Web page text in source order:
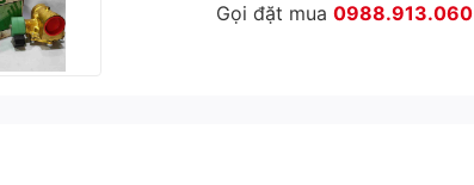
Gọi đặt mua0988.913.060